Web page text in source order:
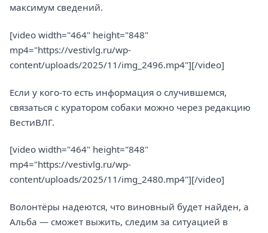
максимум сведений.
[video width="464" height="848"
mp4="https://vestivlg.ru/wp-
content/uploads/2025/11/img_2496.mp4"][/video]
Если у кого-то есть информация о случившемся,
связаться с куратором собаки можно через редакцию
ВестиВЛГ.
[video width="464" height="848"
mp4="https://vestivlg.ru/wp-
content/uploads/2025/11/img_2480.mp4"][/video]
Волонтёры надеются, что виновный будет найден, а
Альба — сможет выжить, следим за ситуацией в